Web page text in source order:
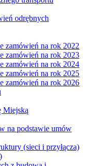
odrębnych
zamówień na rok 2022
zamówień na rok 2023
zamówień na rok 2024
zamówień na rok 2025
zamówień na rok 2026
Miejską
na podstawie umów
(sieci i przyłącza)